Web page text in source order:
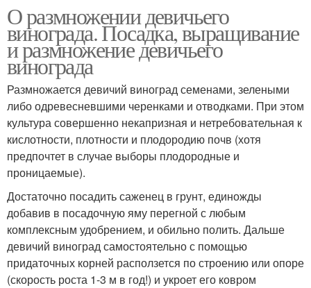
О размножении девичьего
винограда. Посадка, выращивание
и размножение девичьего
винограда
Размножается девичий виноград семенами, зелеными
либо одревесневшими черенками и отводками. При этом
культура совершенно некапризная и нетребовательная к
кислотности, плотности и плодородию почв (хотя
предпочтет в случае выборы плодородные и
проницаемые).
Достаточно посадить саженец в грунт, единожды
добавив в посадочную яму перегной с любым
комплексным удобрением, и обильно полить. Дальше
девичий виноград самостоятельно с помощью
придаточных корней расползется по строению или опоре
(скорость роста 1-3 м в год!) и укроет его ковром